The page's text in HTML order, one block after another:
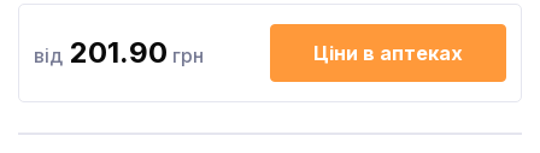
від 201.90 грн Ціни в аптеках